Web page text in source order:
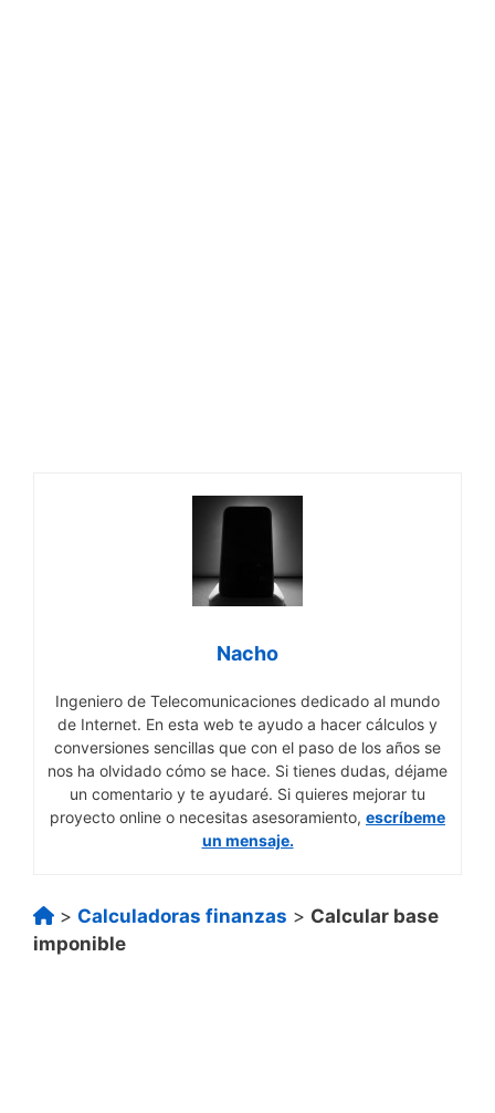
Nacho
Ingeniero de Telecomunicaciones dedicado al mundo
de Internet. En esta web te ayudo a hacer cálculos y
conversiones sencillas que con el paso de los años se
nos ha olvidado cómo se hace. Si tienes dudas, déjame
un comentario y te ayudaré. Si quieres mejorar tu
proyecto online o necesitas asesoramiento, escríbeme
un mensaje.
> Calculadoras finanzas > Calcular base
imponible